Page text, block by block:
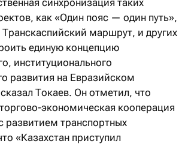
синхронизация таких
как «Один пояс — один путь»,
маршрут, и других
единую концепцию
институционального
развития на Евразийском
Токаев. Он отметил, что
экономическая кооперация
развитием транспортных
«Казахстан приступил